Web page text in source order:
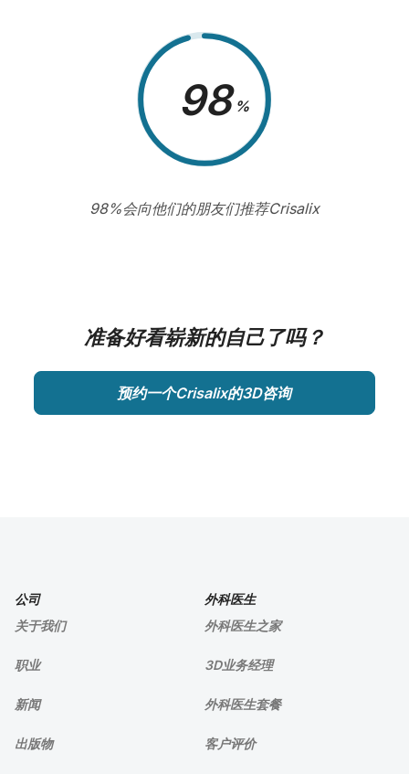
98 %
98%会向他们的朋友们推荐Crisalix
准备好看崭新的自己了吗？
预约一个Crisalix的3D咨询
公司
关于我们
职业
新闻
出版物
外科医生
外科医生之家
3D业务经理
外科医生套餐
客户评价